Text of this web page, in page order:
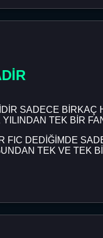
SADECE
TEK BİR
FIC DEDİĞİMDE
TEK VE TEK